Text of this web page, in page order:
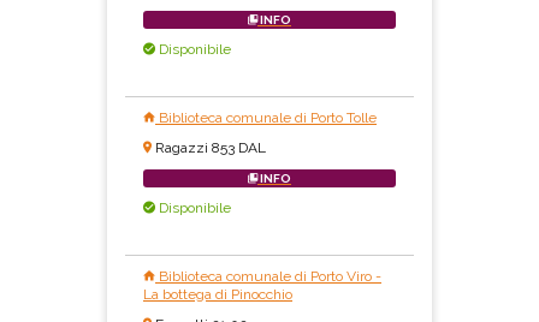
INFO
Disponibile
Biblioteca comunale di Porto Tolle
Ragazzi 853 DAL
INFO
Disponibile
Biblioteca comunale di Porto Viro -
La bottega di Pinocchio